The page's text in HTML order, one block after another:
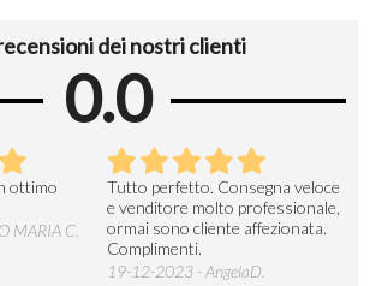
dei nostri clienti
0.0
ottimo
MARIA C.
Tutto perfetto. Consegna veloce
e venditore molto professionale,
ormai sono cliente affezionata.
Complimenti.
19-12-2023 - AngelaD.